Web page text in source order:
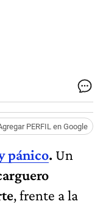
PERFIL en Google
pánico. Un
, frente a la